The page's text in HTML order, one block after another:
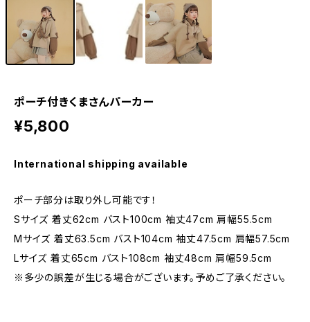
ポーチ付きくまさんパーカー
¥5,800
International shipping available
ポーチ部分は取り外し可能です！
Sサイズ 着丈62cm バスト100cm 袖丈47cm 肩幅55.5cm
Mサイズ 着丈63.5cm バスト104cm 袖丈47.5cm 肩幅57.5cm
Lサイズ 着丈65cm バスト108cm 袖丈48cm 肩幅59.5cm
※多少の誤差が生じる場合がございます。予めご了承ください。